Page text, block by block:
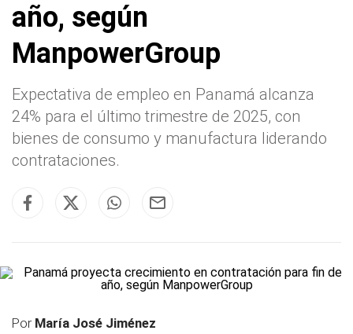
año, según
ManpowerGroup
Expectativa de empleo en Panamá alcanza
24% para el último trimestre de 2025, con
bienes de consumo y manufactura liderando
contrataciones.
Por María José Jiménez